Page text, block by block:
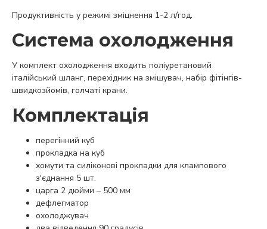
Продуктивність у режимі зміцнення 1-2 л/год.
Система охолодження
У комплект охолодження входить поліуретановий
італійський шланг, перехідник на змішувач, набір фітінгів-
швидкозйомів, голчаті крани.
Комплектація
перегінний куб
прокладка на куб
хомути та силіконові прокладки для клампового
з'єднання 5 шт.
царга 2 дюйми – 500 мм
дефлегматор
охолоджувач